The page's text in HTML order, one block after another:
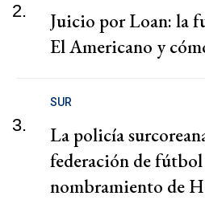
2.
Juicio por Loan: la
El Americano y
3.
SUR
La policía
federación de
nombramiento de